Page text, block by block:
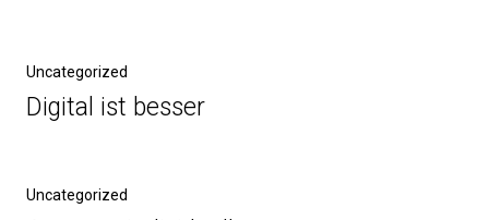
Uncategorized
Digital ist besser
Uncategorized